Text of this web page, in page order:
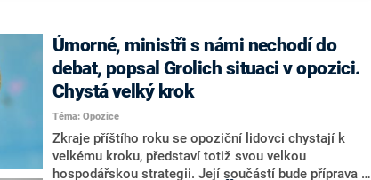
Úmorné, ministři s námi nechodí do
debat, popsal Grolich situaci v opozici.
Chystá velký krok
Téma: Opozice
Zkraje příštího roku se opoziční lidovci chystají k
velkému kroku, představí totiž svou velkou
hospodářskou strategii. Její součástí bude příprava na